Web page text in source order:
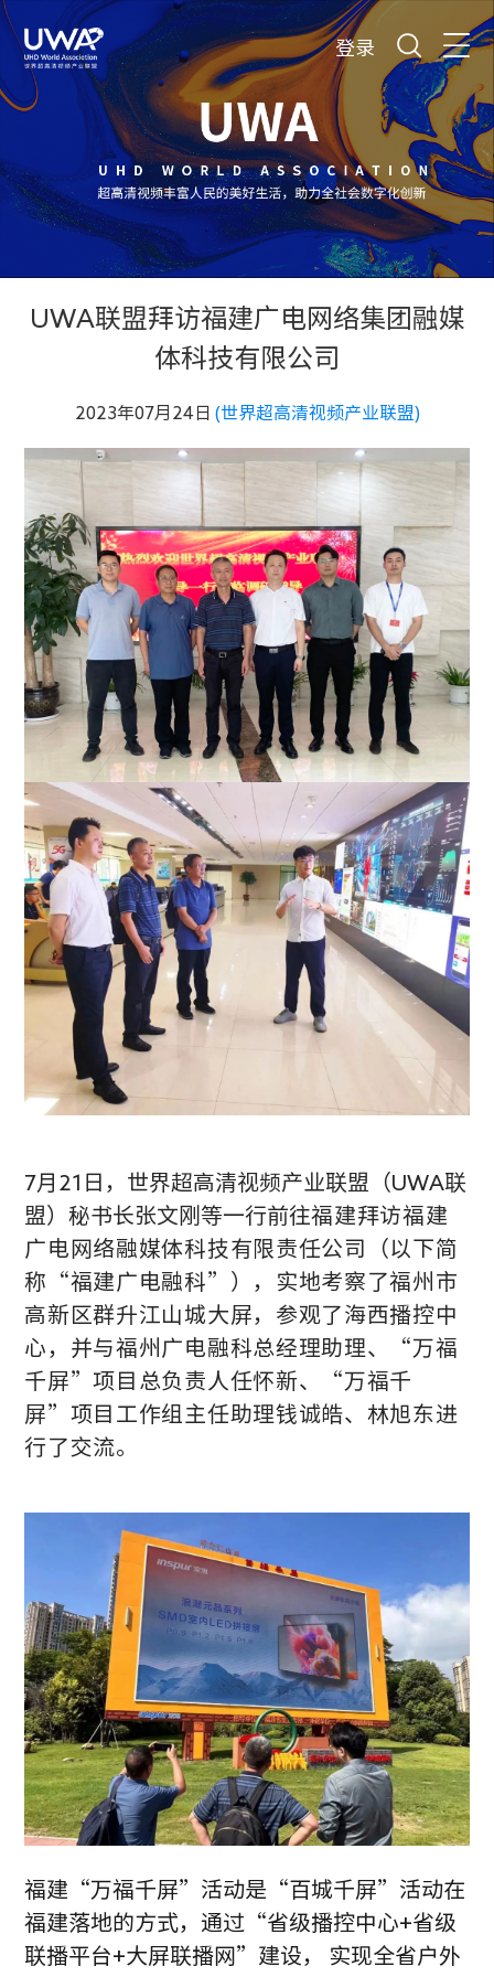
登录
UWA联盟拜访福建广电网络集团融媒
体科技有限公司
2023年07月24日 (世界超高清视频产业联盟)
7月21日，世界超高清视频产业联盟（UWA联
盟）秘书长张文刚等一行前往福建拜访福建
广电网络融媒体科技有限责任公司（以下简
称“福建广电融科”），实地考察了福州市
高新区群升江山城大屏，参观了海西播控中
心，并与福州广电融科总经理助理、“万福
千屏”项目总负责人任怀新、“万福千
屏”项目工作组主任助理钱诚皓、林旭东进
行了交流。
福建“万福千屏”活动是“百城千屏”活动在
福建落地的方式，通过“省级播控中心+省级
联播平台+大屏联播网”建设， 实现全省户外